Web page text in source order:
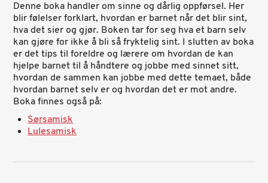
Denne boka handler om sinne og dårlig oppførsel. Her
blir følelser forklart, hvordan er barnet når det blir sint,
hva det sier og gjør. Boken tar for seg hva et barn selv
kan gjøre for ikke å bli så fryktelig sint. I slutten av boka
er det tips til foreldre og lærere om hvordan de kan
hjelpe barnet til å håndtere og jobbe med sinnet sitt,
hvordan de sammen kan jobbe med dette temaet, både
hvordan barnet selv er og hvordan det er mot andre.
Boka finnes også på:
Sørsamisk
Lulesamisk